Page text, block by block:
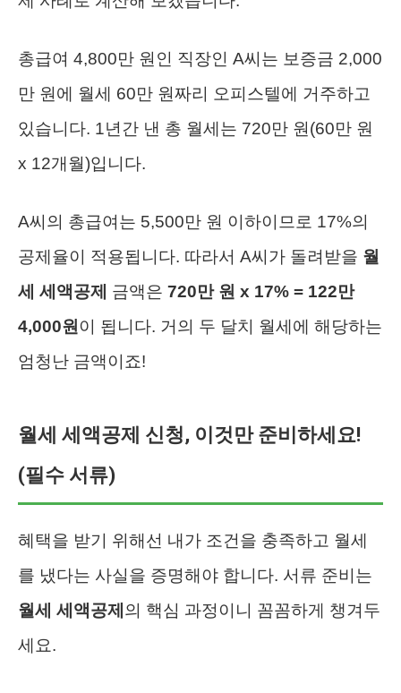
총급여 4,800만 원인 직장인 A씨는 보증금 2,000
만 원에 월세 60만 원짜리 오피스텔에 거주하고
있습니다. 1년간 낸 총 월세는 720만 원(60만 원
x 12개월)입니다.
A씨의 총급여는 5,500만 원 이하이므로 17%의
공제율이 적용됩니다. 따라서 A씨가 돌려받을 월
세 세액공제 금액은 720만 원 x 17% = 122만
4,000원 이 됩니다. 거의 두 달치 월세에 해당하는
엄청난 금액이죠!
월세 세액공제 신청, 이것만 준비하세요!
(필수 서류)
혜택을 받기 위해선 내가 조건을 충족하고 월세
를 냈다는 사실을 증명해야 합니다. 서류 준비는
월세 세액공제 의 핵심 과정이니 꼼꼼하게 챙겨두
세요.